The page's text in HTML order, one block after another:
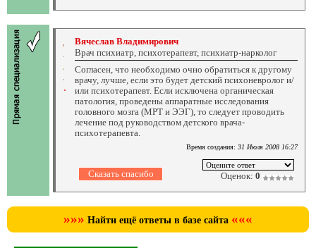
Вячеслав Владимирович
Врач психиатр, психотерапевт, психиатр-нарколог
Согласен, что необходимо очно обратиться к другому
врачу, лучше, если это будет детский психоневролог и/
или психотерапевт. Если исключена органическая
патология, проведены аппаратные исследования
головного мозга (МРТ и ЭЭГ), то следует проводить
лечение под руководством детского врача-
психотерапевта.
Время создания: 31 Июля 2008 16:27
Оценок: 0
»»» Найти ещё ответы в базе сайта «««